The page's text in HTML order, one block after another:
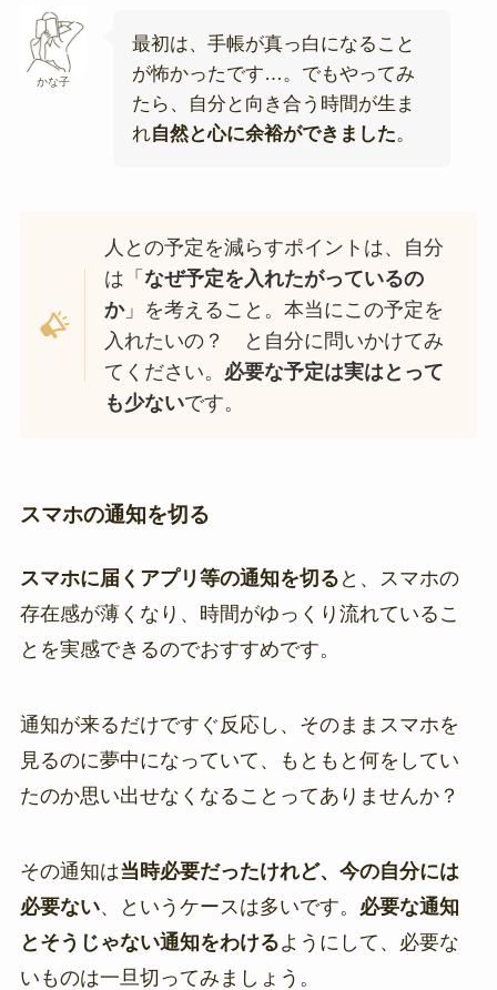
かな子
最初は、手帳が真っ白になること
が怖かったです…。でもやってみ
たら、自分と向き合う時間が生ま
れ自然と心に余裕ができました。
人との予定を減らすポイントは、自分
は「なぜ予定を入れたがっているの
か」を考えること。本当にこの予定を
入れたいの？ と自分に問いかけてみ
てください。 必要な予定は実はとって
も少ないです。
スマホの通知を切る
スマホに届くアプリ等の通知を切る と、スマホの
存在感が薄くなり、時間がゆっくり流れているこ
とを実感できるのでおすすめです。
通知が来るだけですぐ反応し、そのままスマホを
見るのに夢中になっていて、もともと何をしてい
たのか思い出せなくなることってありませんか？
その通知は当時必要だったけれど、今の自分には
必要ない、というケースは多いです。 必要な通知
とそうじゃない通知をわけるようにして、必要な
いものは一旦切ってみましょう。